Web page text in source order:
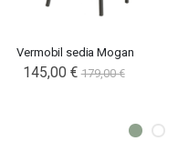
Vermobil sedia Mogan
145,00 € 179,00 €